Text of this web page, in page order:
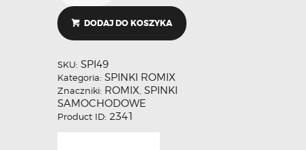
DODAJ DO KOSZYKA
SKU: SPI49
Kategoria: SPINKI ROMIX
Znaczniki: ROMIX, SPINKI
SAMOCHODOWE
Product ID: 2341